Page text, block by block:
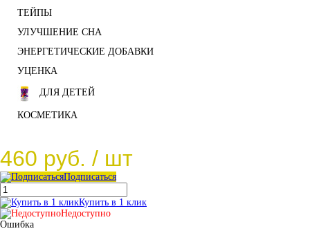
ТЕЙПЫ
УЛУЧШЕНИЕ СНА
ЭНЕРГЕТИЧЕСКИЕ ДОБАВКИ
УЦЕНКА
ДЛЯ ДЕТЕЙ
КОСМЕТИКА
460 руб. / шт
Подписаться
Купить в 1 клик
Недоступно
Ошибка